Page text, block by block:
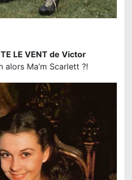
LE VENT de Victor
alors Ma’m Scarlett ?!